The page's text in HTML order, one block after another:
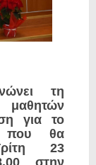
τη
μαθητών
για το
που θα
23
στην